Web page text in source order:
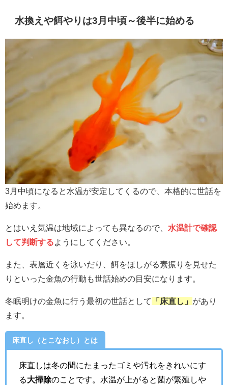
水換えや餌やりは3月中頃～後半に始める
3月中頃になると水温が安定してくるので、本格的に世話を
始めます。
とはいえ気温は地域によっても異なるので、 水温計で確認
して判断する ようにしてください。
また、表層近くを泳いだり、餌をほしがる素振りを見せた
りといった金魚の行動も世話始めの目安になります。
冬眠明けの金魚に行う最初の世話として 「床直し」 があり
ます。
床直し（とこなおし）とは
床直しは冬の間にたまったゴミや汚れをきれいにす
る大掃除のことです。水温が上がると菌が繁殖しや